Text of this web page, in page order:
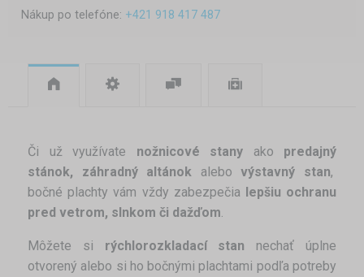
Nákup po telefóne: +421 918 417 487
Či už využívate nožnicové stany ako predajný
stánok, záhradný altánok alebovýstavný stan,
bočné plachty vám vždy zabezpečia lepšiu ochranu
pred vetrom, slnkom či dažďom
Môžete si rýchlorozkladací stan nechať úplne
otvorený alebo si ho bočnými plachtami podľa potreby